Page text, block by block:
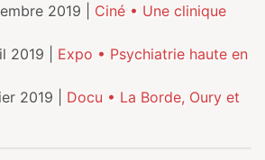
2019 | Ciné • Une clinique
2019 | Expo • Psychiatrie haute en
2019 | Docu • La Borde, Oury et